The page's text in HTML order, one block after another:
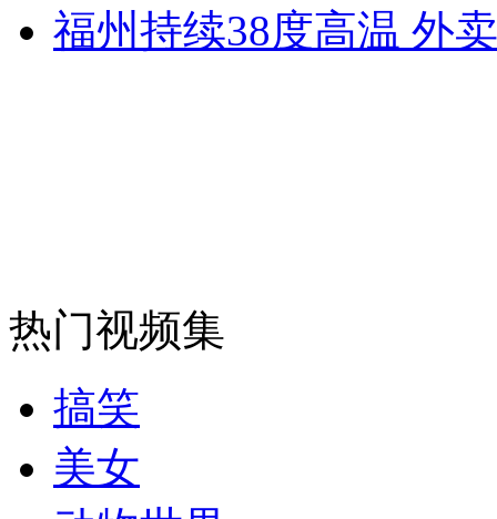
无痛分娩是否安全 医生回应
走！跟着总书记去植树
消防员救轻生者
福州持续38度高温 外
热门视频集
搞笑
美女